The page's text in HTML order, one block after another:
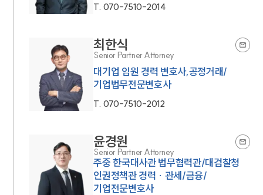
T. 070-7510-2014
최한식
Senior Partner Attorney
대기업 임원 경력 변호사,공정거래/
기업법무전문변호사
T. 070-7510-2012
윤경원
Senior Partner Attorney
주중 한국대사관 법무협력관/대검찰청
인권정책관 경력 · 관세/금융/
기업전문변호사